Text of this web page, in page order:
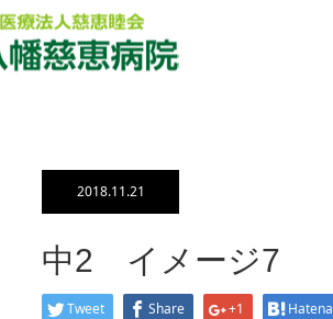
ホーム
ブログ一覧
中2 イメージ7
2018.11.21
中2 イメージ7
Tweet Share +1 Hatena